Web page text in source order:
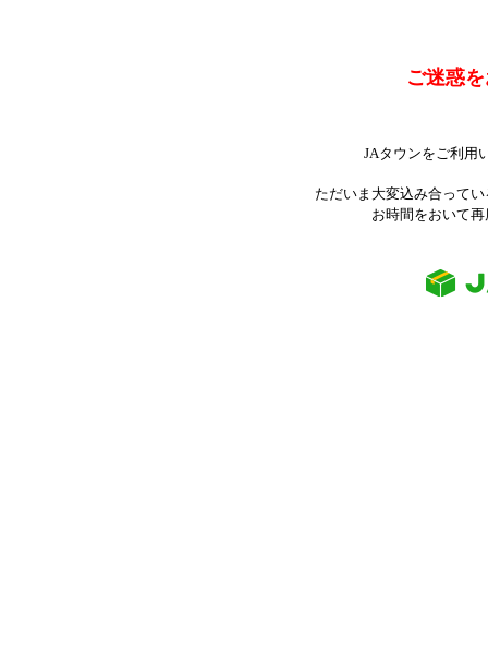
ご迷惑
JAタウンをご利用
ただいま大変込み合って
お時間をおいて